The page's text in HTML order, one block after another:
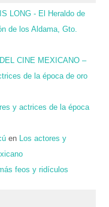
LONG - El Heraldo de
de los Aldama, Gto.
CINE MEXICANO –
de la época de oro
y actrices de la época
en
Los actores y
feos y ridículos